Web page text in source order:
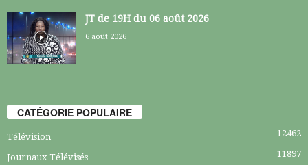
JT de 19H du 06 août 2026
6 août 2026
CATÉGORIE POPULAIRE
Télévision 12462
Journaux Télévisés 11897